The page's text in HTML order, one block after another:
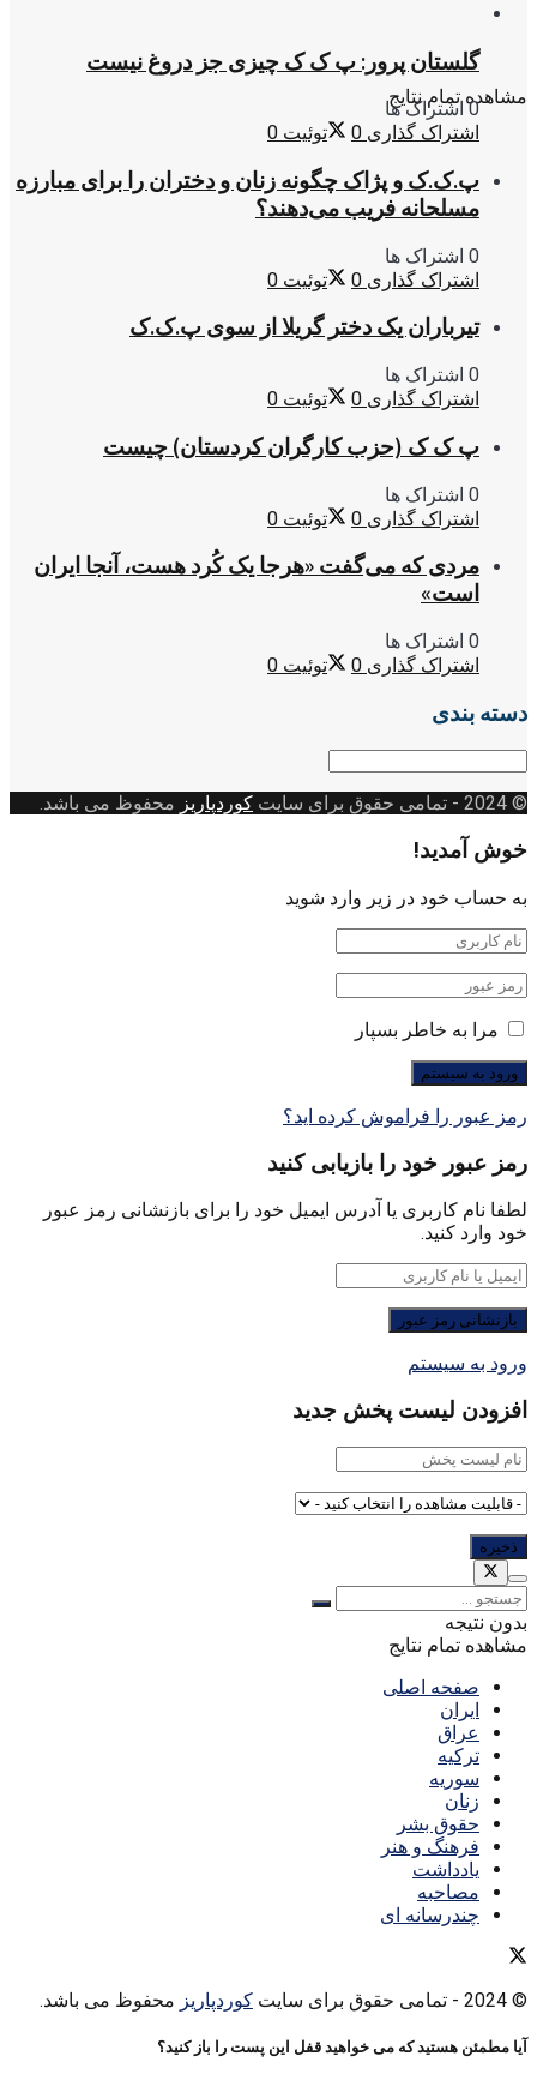
مشاهده تمام نتایج
گلستان پرور: پ ک ک چیزی جز دروغ نیست
0 اشتراک ها
اشتراک گذاری 0 توئیت 0
پ.ک.ک و پژاک چگونه زنان و دختران را برای مبارزه
مسلحانه فریب می‌دهند؟
0 اشتراک ها
اشتراک گذاری 0 توئیت 0
تیرباران یک دختر گریلا از سوی پ.ک.ک
0 اشتراک ها
اشتراک گذاری 0 توئیت 0
پ ک ک (حزب کارگران کردستان) چیست
0 اشتراک ها
اشتراک گذاری 0 توئیت 0
مردی که می‌گفت «هرجا یک کُرد هست، آنجا ایران
است»
0 اشتراک ها
اشتراک گذاری 0 توئیت 0
دسته بندی
© 2024
- تمامی حقوق برای سایت کوردپاریز محفوظ می باشد.
خوش آمدید!
به حساب خود در زیر وارد شوید
مرا به خاطر بسپار
رمز عبور را فراموش کرده اید؟
رمز عبور خود را بازیابی کنید
لطفا نام کاربری یا آدرس ایمیل خود را برای بازنشانی رمز عبور
خود وارد کنید.
ورود به سیستم
افزودن لیست پخش جدید
بدون نتیجه
مشاهده تمام نتایج
صفحه اصلی
ایران
عراق
ترکیه
سوریه
زنان
حقوق بشر
فرهنگ و هنر
یادداشت
مصاحبه
چندرسانه ای
© 2024 - تمامی حقوق برای سایت کوردپاریز محفوظ می باشد.
آیا مطمئن هستید که می خواهید قفل این پست را باز کنید؟